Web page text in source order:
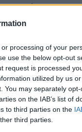
processing of your
use the below opt-out
request is processed
utilized by us
You may separately
on the IAB’s list of
to third parties on the
third parties.
το
η
στην
στο